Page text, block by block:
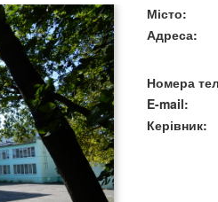
Місто
Адреса
Номера
E-mail
Керівник